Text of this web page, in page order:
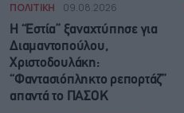
ΠΟΛΙΤΙΚΗ 09.08.2026
Η “Εστία” ξαναχτύπησε για
Διαμαντοπούλου,
Χριστοδουλάκη:
“Φαντασιόπληκτο ρεπορτάζ”
απαντά το ΠΑΣΟΚ